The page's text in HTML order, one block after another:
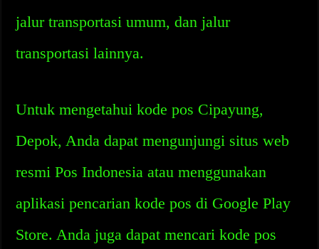
jalur transportasi umum, dan jalur
transportasi lainnya.
Untuk mengetahui kode pos Cipayung,
Depok, Anda dapat mengunjungi situs web
resmi Pos Indonesia atau menggunakan
aplikasi pencarian kode pos di Google Play
Store. Anda juga dapat mencari kode pos